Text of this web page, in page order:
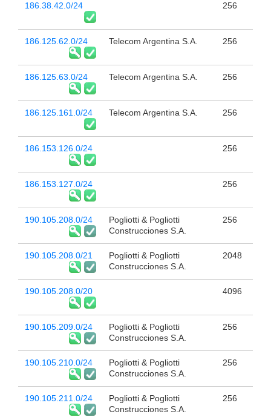
186.38.42.0/24 256
186.125.62.0/24 Telecom Argentina S.A. 256
186.125.63.0/24 Telecom Argentina S.A. 256
186.125.161.0/24 Telecom Argentina S.A. 256
186.153.126.0/24 256
186.153.127.0/24 256
190.105.208.0/24
Pogliotti & Pogliotti
Construcciones S.A.
256
190.105.208.0/21
Pogliotti & Pogliotti
Construcciones S.A.
2048
190.105.208.0/20 4096
190.105.209.0/24
Pogliotti & Pogliotti
Construcciones S.A.
256
190.105.210.0/24
Pogliotti & Pogliotti
Construcciones S.A.
256
190.105.211.0/24
Pogliotti & Pogliotti
Construcciones S.A.
256